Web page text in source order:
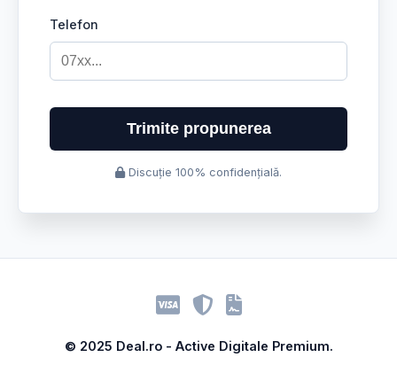
Telefon
Trimite propunerea
Discuție 100% confidențială.
© 2025 Deal.ro - Active Digitale Premium.